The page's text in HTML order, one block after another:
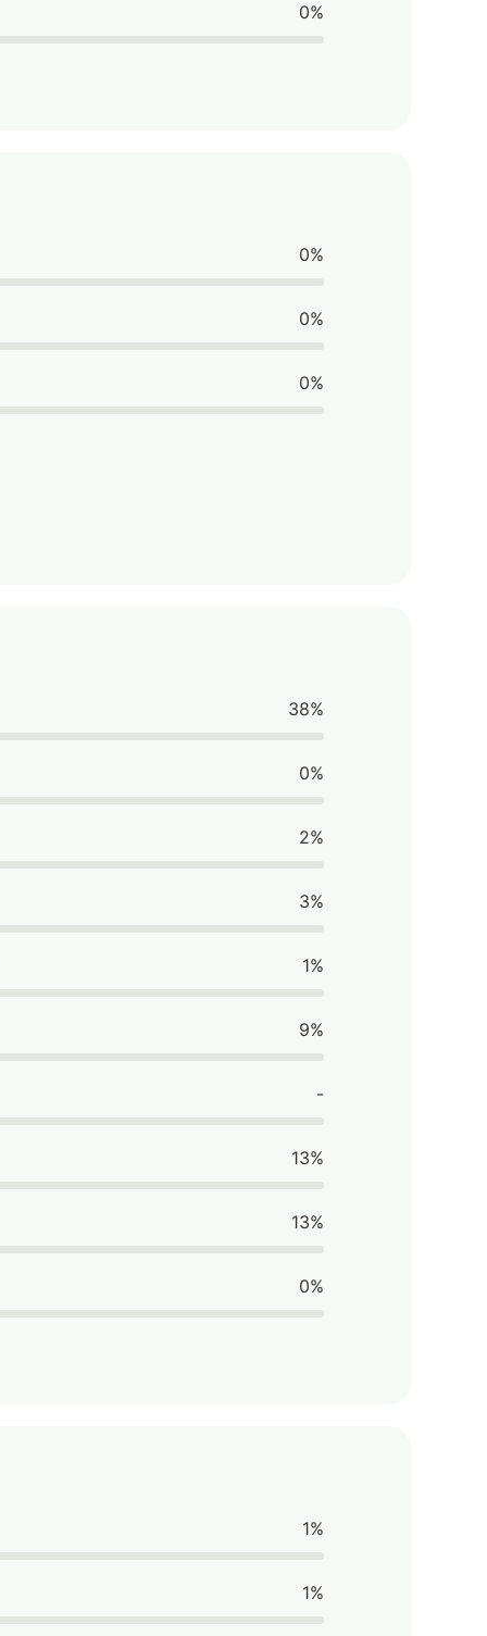
0%
0%
0%
0%
38%
0%
2%
3%
1%
9%
-
13%
13%
0%
1%
1%